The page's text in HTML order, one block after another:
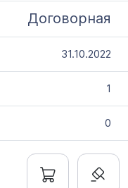
Договорная
31.10.2022
1
0